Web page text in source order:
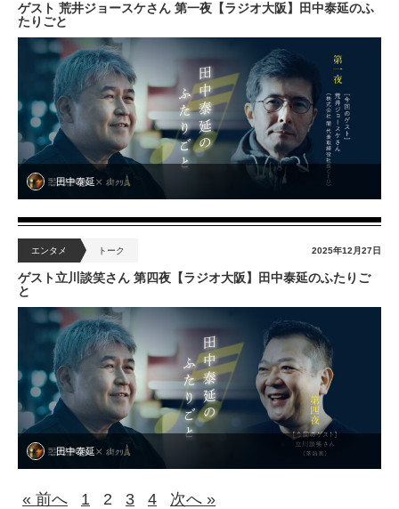
ゲスト 荒井ジョースケさん 第一夜【ラジオ大阪】田中泰延のふ
たりごと
田中泰延
エンタメ トーク 2025年12月27日
ゲスト立川談笑さん 第四夜【ラジオ大阪】田中泰延のふたりご
と
田中泰延
« 前へ 1 2 3 4 次へ »